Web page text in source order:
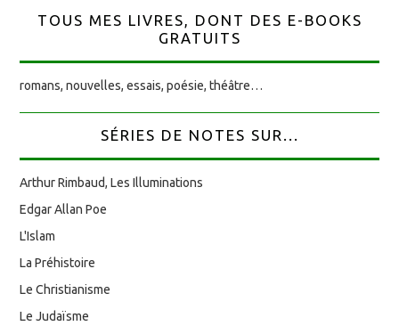
TOUS MES LIVRES, DONT DES E-BOOKS
GRATUITS
romans, nouvelles, essais, poésie, théâtre…
SÉRIES DE NOTES SUR...
Arthur Rimbaud, Les Illuminations
Edgar Allan Poe
L'Islam
La Préhistoire
Le Christianisme
Le Judaïsme